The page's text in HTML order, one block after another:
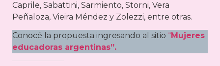
Caprile, Sabattini, Sarmiento, Storni, Vera
Peñaloza, Vieira Méndez y Zolezzi, entre otras.
Conocé la propuesta ingresando al sitio “Mujeres
educadoras argentinas”.